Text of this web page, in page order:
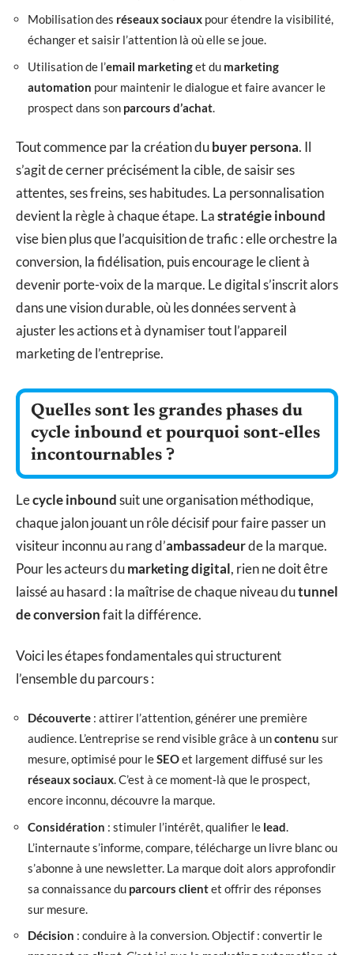
Mobilisation des réseaux sociaux pour étendre la visibilité,
échanger et saisir l’attention là où elle se joue.
Utilisation de l’email marketinget du marketing
automation pour maintenir le dialogue et faire avancer le
prospect dans son parcours d’achat.
Tout commence par la création dubuyer persona. Il
s’agit de cerner précisément la cible, de saisir ses
attentes, ses freins, ses habitudes. La personnalisation
devient la règle à chaque étape. Lastratégie inbound
vise bien plus que l’acquisition de trafic : elle orchestre la
conversion, la fidélisation, puis encourage le client à
devenir porte-voix de la marque. Le digital s’inscrit alors
dans une vision durable, où les données servent à
ajuster les actions et à dynamiser tout l’appareil
marketing de l’entreprise.
Quelles sont les grandes phases du
cycle inbound et pourquoi sont-elles
incontournables ?
Lecycle inboundsuit une organisation méthodique,
chaque jalon jouant un rôle décisif pour faire passer un
visiteur inconnu au rang d’ambassadeurde la marque.
Pour les acteurs dumarketing digital, rien ne doit être
laissé au hasard : la maîtrise de chaque niveau dutunnel
de conversionfait la différence.
Voici les étapes fondamentales qui structurent
l’ensemble du parcours :
Découverte : attirer l’attention, générer une première
audience. L’entreprise se rend visible grâce à uncontenu sur
mesure, optimisé pour leSEOet largement diffusé sur les
réseaux sociaux. C’est à ce moment-là que le prospect,
encore inconnu, découvre la marque.
Considération : stimuler l’intérêt, qualifier le lead.
L’internaute s’informe, compare, télécharge un livre blanc ou
s’abonne à une newsletter. La marque doit alors approfondir
sa connaissance du parcours clientet offrir des réponses
sur mesure.
Décision : conduire à la conversion. Objectif : convertir le